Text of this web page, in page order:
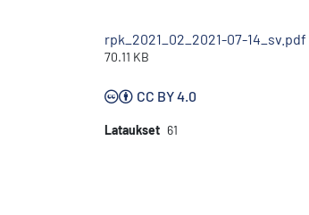
rpk_2021_02_2021-07-14_sv.pdf
70.11 KB
CC BY 4.0
Lataukset 61